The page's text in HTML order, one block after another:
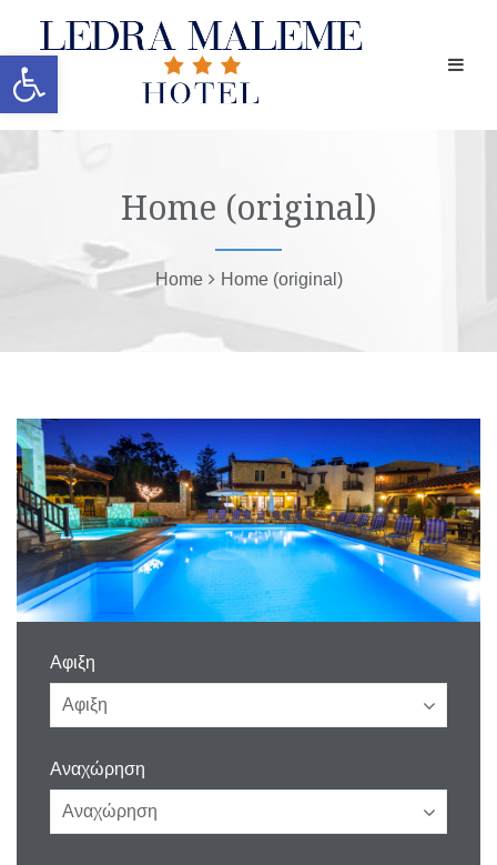
Ανοίξτε τη γραμμή εργαλείων
Home (original)
Home Home (original)
Αφιξη
Αναχώρηση